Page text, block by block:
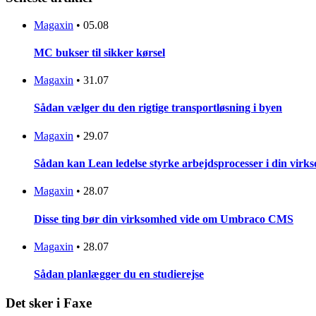
Magaxin • 05.08
MC bukser til sikker kørsel
Magaxin • 31.07
Sådan vælger du den rigtige transportløsning i byen
Magaxin • 29.07
Sådan kan Lean ledelse styrke arbejdsprocesser i din
Magaxin • 28.07
Disse ting bør din virksomhed vide om Umbraco CMS
Magaxin • 28.07
Sådan planlægger du en studierejse
Det sker i Faxe